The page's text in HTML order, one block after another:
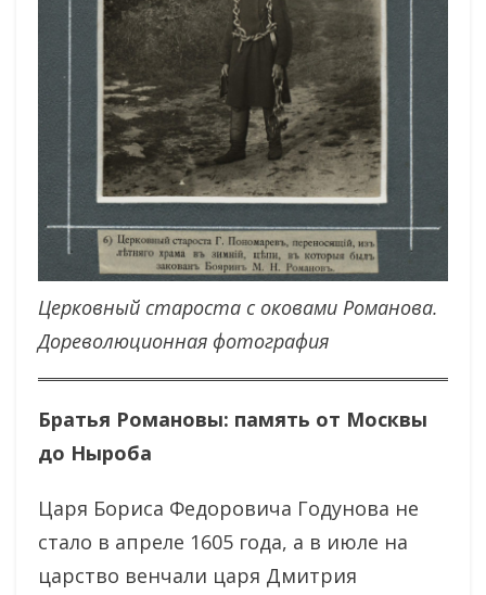
Церковный староста с оковами Романова.
Дореволюционная фотография
Братья Романовы: память от Москвы
до Ныроба
Царя Бориса Федоровича Годунова не
стало в апреле 1605 года, а в июле на
царство венчали царя Дмитрия